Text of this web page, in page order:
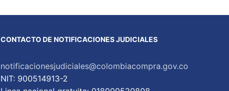
CONTACTO DE NOTIFICACIONES JUDICIALES
notificacionesjudiciales@colombiacompra.gov.co
NIT: 900514913-2